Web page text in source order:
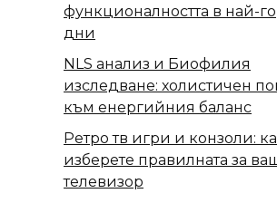
функционалността в най-
дни
NLS анализ и Биофилия
изследване: холистичен
към енергийния баланс
Ретро тв игри и конзоли:
изберете правилната за
телевизор